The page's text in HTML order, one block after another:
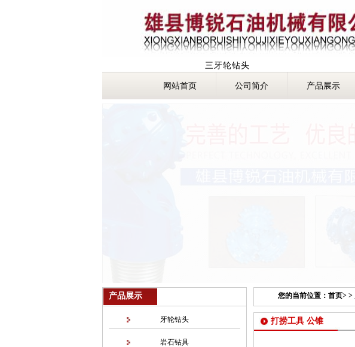
三牙轮钻头
网站首页 公司简介 产品展示
您的当前位置： 首页> >
打捞工具 公锥
产品展示
牙轮钻头
岩石钻具